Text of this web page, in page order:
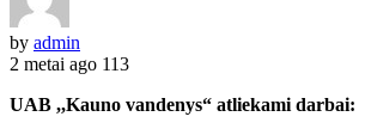
by admin
2 metai ago 113
UAB ,,Kauno vandenys“ atliekami darbai: